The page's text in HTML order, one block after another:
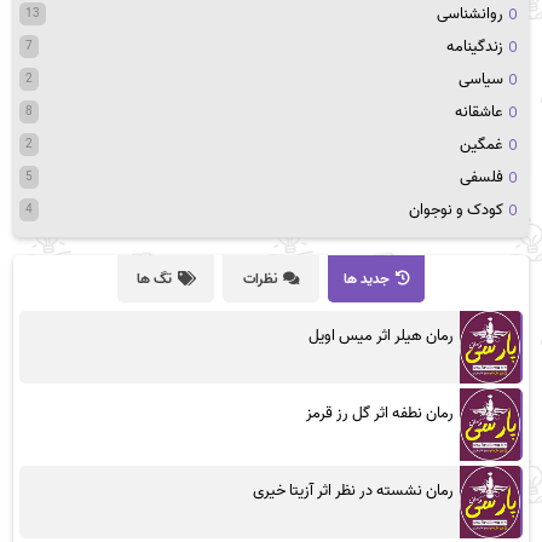
روانشناسی 13
زندگینامه 7
سیاسی 2
عاشقانه 8
غمگین 2
فلسفی 5
کودک و نوجوان 4
جدید ها نظرات تگ ها
رمان هیلر اثر میس اویل
رمان نطفه اثر گل رز قرمز
رمان نشسته در نظر اثر آزیتا خیری